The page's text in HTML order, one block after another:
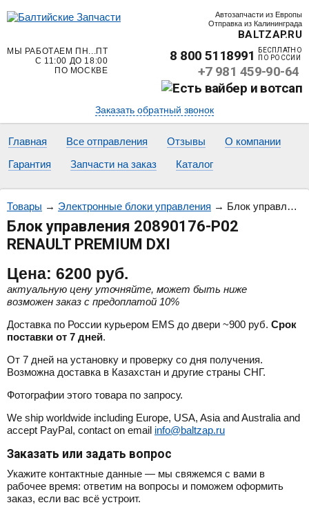
Автозапчасти из Европы
Отправка из Калининграда
BALTZAP.RU
МЫ РАБОТАЕМ ПН...ПТ
С 11:00 ДО 18:00
ПО МОСКВЕ
8 800 5118991
БЕСПЛАТНО
ПО РОССИИ
+7 981 459-90-64
Заказать обратный звонок
Главная Все отправления Отзывы
О компании
Гарантия
Запчасти на заказ Каталог
Товары → Электронные блоки управления → Блок управления 20890176-P02 RENAULT PREMIUM DXI
Блок управления 20890176-P02
RENAULT PREMIUM DXI
Цена: 6200 руб.
актуальную цену уточняйте, может быть ниже
возможен заказ с предоплатой 10%
Доставка по России курьером EMS до двери ~900 руб. Срок
поставки от 7 дней.
От 7 дней на установку и проверку со дня получения.
Возможна доставка в Казахстан и другие страны СНГ.
Фотографии этого товара по запросу.
We ship worldwide including Europe, USA, Asia and Australia and
accept PayPal, contact on email info@baltzap.ru
Заказать или задать вопрос
Укажите контактные данные — мы свяжемся с вами в
рабочее время: ответим на вопросы и поможем оформить
заказ, если вас всё устроит.